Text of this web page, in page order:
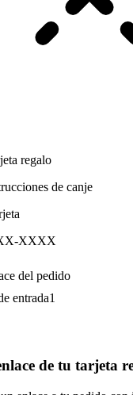
regalo
de canje
XXXX
del pedido
entrada1
de tu tarjeta